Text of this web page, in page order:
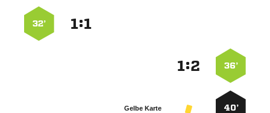
:
32’
36’
:
40’
Gelbe Karte